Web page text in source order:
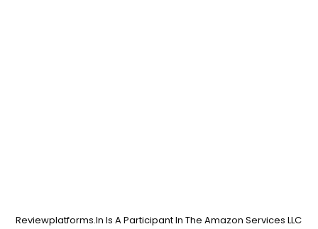
Reviewplatforms.In Is A Participant In The Amazon Services LLC